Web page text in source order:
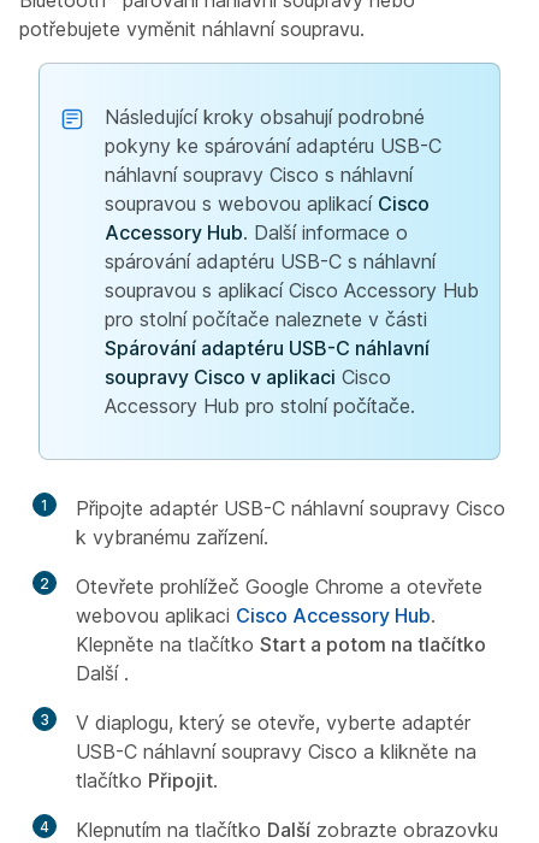
potřebujete vyměnit náhlavní soupravu.
Následující kroky obsahují podrobné
pokyny ke spárování adaptéru USB-C
náhlavní soupravy Cisco s náhlavní
soupravou s webovou aplikací Cisco
Accessory Hub. Další informace o
spárování adaptéru USB-C s náhlavní
soupravou s aplikací Cisco Accessory Hub
pro stolní počítače naleznete v části
Spárování adaptéru USB-C náhlavní
soupravy Cisco v aplikaci Cisco
Accessory Hub pro stolní počítače.
1
Připojte adaptér USB-C náhlavní soupravy Cisco
k vybranému zařízení.
2
Otevřete prohlížeč Google Chrome a otevřete
webovou aplikaci Cisco Accessory Hub.
Klepněte na tlačítko Start a potom na tlačítko
Další .
3
V diaplogu, který se otevře, vyberte adaptér
USB-C náhlavní soupravy Cisco a klikněte na
tlačítko Připojit.
4 Klepnutím na tlačítko Další zobrazte obrazovku